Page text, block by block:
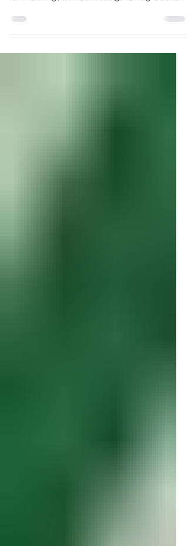
für Haftung, Veranstaltungen, Organe und
Mitglieder sichern.